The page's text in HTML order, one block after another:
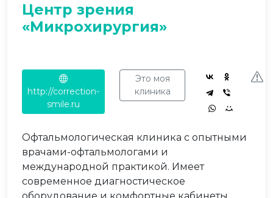
Центр зрения
«Микрохирургия»
http://correction-
smile.ru
Это моя
клиника
Офтальмологическая клиника с опытными
врачами-офтальмологами и
международной практикой. Имеет
современное диагностическое